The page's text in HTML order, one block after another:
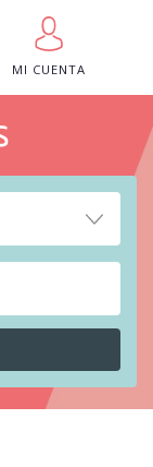
MI CUENTA